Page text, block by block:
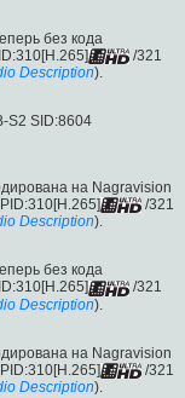
без кода
/321
Description).
S2 SID:8604
на Nagravision
/321
Description).
без кода
/321
Description).
на Nagravision
/321
Description).